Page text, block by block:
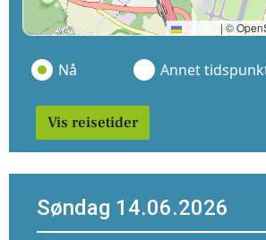
Leaflet | ©
Nå Annet
Vis reisetider
Søndag 14.06.2026